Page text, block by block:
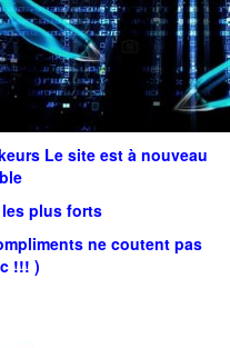
Le site est à nouveau
plus forts
ne coutent pas
!!! )